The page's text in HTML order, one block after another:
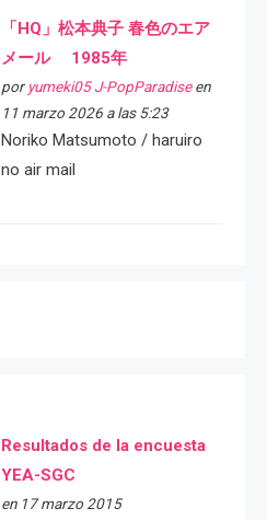
「HQ」松本典子 春色のエア
メール 1985年
por yumeki05 J-PopParadiseen
11 marzo 2026 a las 5:23
Noriko Matsumoto / haruiro
no air mail
Resultados de la encuesta
YEA-SGC
en 17 marzo 2015